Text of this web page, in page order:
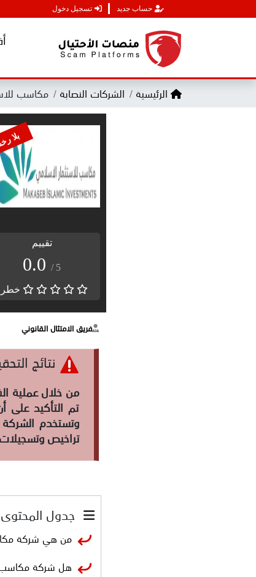
حساب جديد تسجيل دخول
الرئيسية الشركات النصابة مكاسب
بلا
تقييم
0.0 / 5
خطر
فريق الامتثال القانوني
نتائج
من خلال عملية
تم التأكيد على
وتستخدم
تراخيص
جدول المحتوى
من هي شركة
هل شركة مكاسب